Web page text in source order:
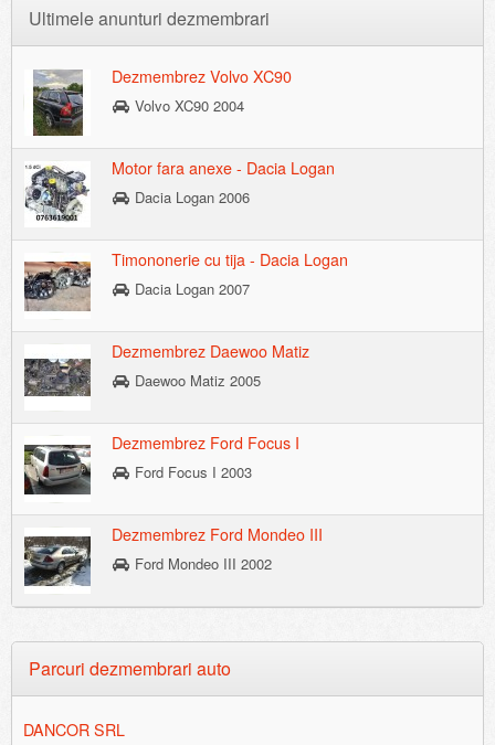
Ultimele anunturi dezmembrari
Dezmembrez Volvo XC90
Volvo XC90 2004
Motor fara anexe - Dacia Logan
Dacia Logan 2006
Timononerie cu tija - Dacia Logan
Dacia Logan 2007
Dezmembrez Daewoo Matiz
Daewoo Matiz 2005
Dezmembrez Ford Focus I
Ford Focus I 2003
Dezmembrez Ford Mondeo III
Ford Mondeo III 2002
Parcuri dezmembrari auto
DANCOR SRL